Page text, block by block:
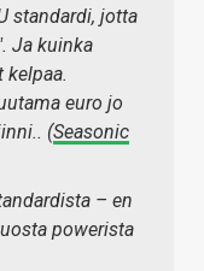
standardi, jotta
Ja kuinka
euro jo
(Seasonic
– en
powerista